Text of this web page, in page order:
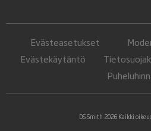
Evästeasetukset
Evästekäytäntö
DS Smith 2026 Kaikki